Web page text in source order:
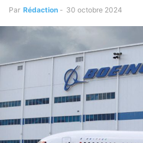
Par Rédaction - 30 octobre 2024